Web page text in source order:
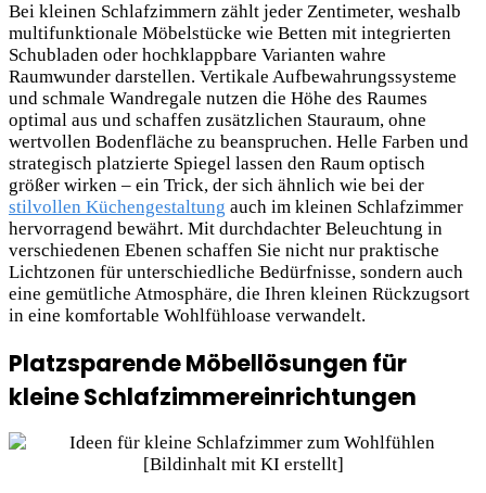
Bei kleinen Schlafzimmern zählt jeder Zentimeter, weshalb
multifunktionale Möbelstücke wie Betten mit integrierten
Schubladen oder hochklappbare Varianten wahre
Raumwunder darstellen. Vertikale Aufbewahrungssysteme
und schmale Wandregale nutzen die Höhe des Raumes
optimal aus und schaffen zusätzlichen Stauraum, ohne
wertvollen Bodenfläche zu beanspruchen. Helle Farben und
strategisch platzierte Spiegel lassen den Raum optisch
größer wirken – ein Trick, der sich ähnlich wie bei der
stilvollen Küchengestaltung auch im kleinen Schlafzimmer
hervorragend bewährt. Mit durchdachter Beleuchtung in
verschiedenen Ebenen schaffen Sie nicht nur praktische
Lichtzonen für unterschiedliche Bedürfnisse, sondern auch
eine gemütliche Atmosphäre, die Ihren kleinen Rückzugsort
in eine komfortable Wohlfühloase verwandelt.
Platzsparende Möbellösungen für
kleine Schlafzimmereinrichtungen